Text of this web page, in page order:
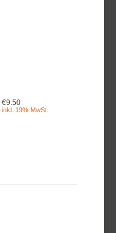
€9.50
inkl. 19% MwSt.